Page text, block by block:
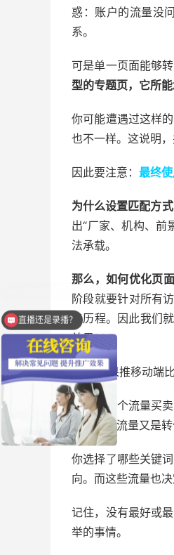
惑：账户的流量没
系。
可是单一页面能够
型的专题页，它所
你可能遭遇过这样
也不一样。这说明
因此要注意： 最终
为什么设置匹配方
出“厂家、机构、前
法承载。
那么，如何优化页
阶段就要针对所有
路历程。因此我们
效果。
PS：如果推移动端
竞价是一个流量买
什么样的流量又是
你选择了哪些关键
向。而这些流量也
记住，没有最好或
举的事情。
直播还是录播？